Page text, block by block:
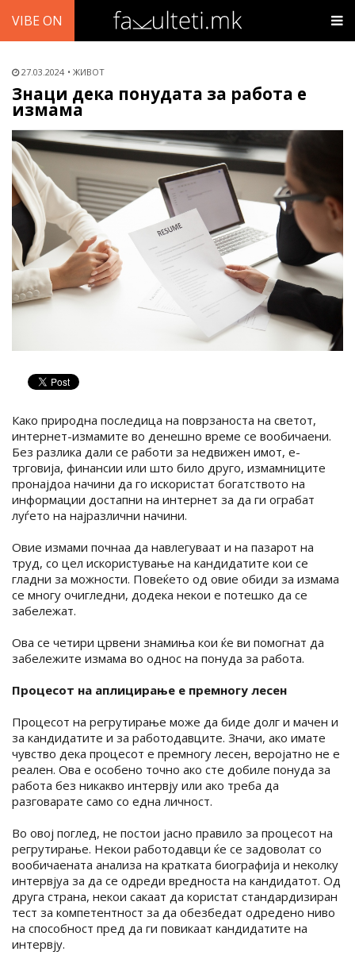
VIBE ON
27.03.2024 ЖИВОТ
Знаци дека понудата за работа е
измама
Како природна последица на поврзаноста на светот,
интернет-измамите во денешно време се вообичаени.
Без разлика дали се работи за недвижен имот, е-
трговија, финансии или што било друго, измамниците
пронајдоа начини да го искористат богатството на
информации достапни на интернет за да ги ограбат
луѓето на најразлични начини.
Овие измами почнаа да навлегуваат и на пазарот на
труд, со цел искористување на кандидатите кои се
гладни за можности. Повеќето од овие обиди за измама
се многу очигледни, додека некои е потешко да се
забележат.
Ова се четири црвени знамиња кои ќе ви помогнат да
забележите измама во однос на понуда за работа.
Процесот на аплицирање е премногу лесен
Процесот на регрутирање може да биде долг и мачен и
за кандидатите и за работодавците. Значи, ако имате
чувство дека процесот е премногу лесен, веројатно не е
реален. Ова е особено точно ако сте добиле понуда за
работа без никакво интервју или ако треба да
разговарате само со една личност.
Во овој поглед, не постои јасно правило за процесот на
регрутирање. Некои работодавци ќе се задоволат со
вообичаената анализа на кратката биографија и неколку
интервјуа за да се одреди вредноста на кандидатот. Од
друга страна, некои сакаат да користат стандардизиран
тест за компетентност за да обезбедат одредено ниво
на способност пред да ги повикаат кандидатите на
интервју.